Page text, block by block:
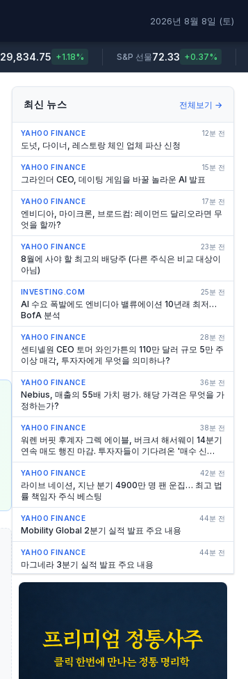
2026년 8월 8일 (토)
29,834.75 +1.18% S&P 선물72.33 +0.37%
최신 뉴스 전체보기 →
YAHOO FINANCE 12분 전
도넛, 다이너, 레스토랑 체인 업체 파산 신청
YAHOO FINANCE 15분 전
그라인더 CEO, 데이팅 게임을 바꿀 놀라운 AI 발표
YAHOO FINANCE 17분 전
엔비디아, 마이크론, 브로드컴: 레이먼드 달리오라면 무
엇을 할까?
YAHOO FINANCE 23분 전
8월에 사야 할 최고의 배당주 (다른 주식은 비교 대상이
아님)
INVESTING.COM 25분 전
AI 수요 폭발에도 엔비디아 밸류에이션 10년래 최저…
BofA 분석
YAHOO FINANCE 28분 전
센티넬원 CEO 토머 와인가튼의 110만 달러 규모 5만 주
이상 매각, 투자자에게 무엇을 의미하나?
YAHOO FINANCE 36분 전
Nebius, 매출의 55배 가치 평가. 해당 가격은 무엇을 가
정하는가?
YAHOO FINANCE 38분 전
워렌 버핏 후계자 그렉 에이블, 버크셔 해서웨이 14분기
연속 매도 행진 마감. 투자자들이 기다려온 '매수 신
호'인가?
YAHOO FINANCE 42분 전
라이브 네이션, 지난 분기 4900만 명 팬 운집… 최고 법
률 책임자 주식 베스팅
YAHOO FINANCE 44분 전
Mobility Global 2분기 실적 발표 주요 내용
YAHOO FINANCE 44분 전
마그네라 3분기 실적 발표 주요 내용
YAHOO FINANCE 44분 전
Alerian MLP ETF 대 First Trust Energy
Infrastructure Fund: 2026년 더 나은 에너지 ETF는
무엇일까?
YAHOO FINANCE